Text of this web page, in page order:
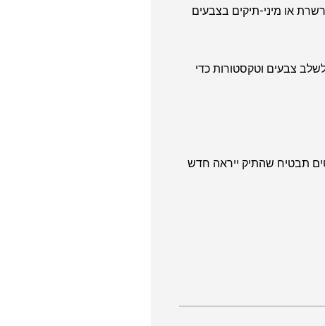
או מיני-תיקים בצבעים
צבעים וטקסטורות כדי
תבטיח שהתיק ייראה חדש